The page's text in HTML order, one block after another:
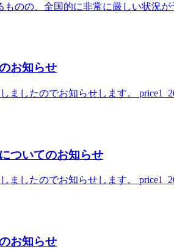
のの、全国的に非常に厳しい状況
お知らせ
ましたのでお知らせします。
ついてのお知らせ
ましたのでお知らせします。
お知らせ